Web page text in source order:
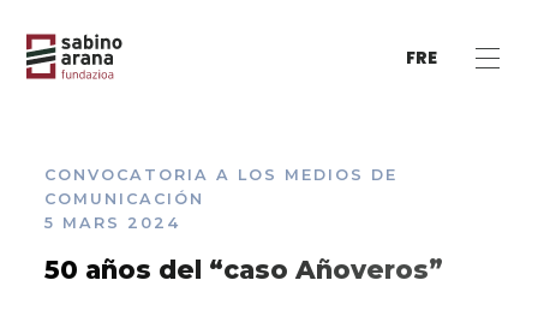
FRE
CONVOCATORIA A LOS MEDIOS DE
COMUNICACIÓN
5 MARS 2024
50 años del “caso Añoveros”